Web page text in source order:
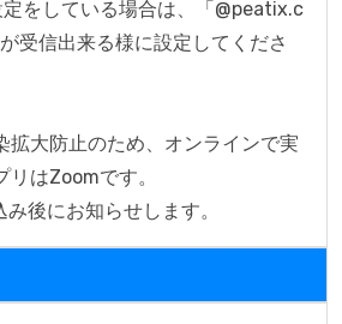
をしている場合は、「@peatix.c
受信出来る様に設定してくださ
拡大防止のため、オンラインで実
はZoomです。
後にお知らせします。